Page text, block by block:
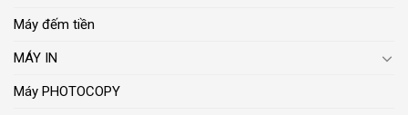
Máy đếm tiền
MÁY IN
Máy PHOTOCOPY